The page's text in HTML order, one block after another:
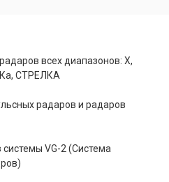
всех диапазонов: Х,
Ка, СТРЕЛКА
радаров и радаров
системы VG-2 (Система